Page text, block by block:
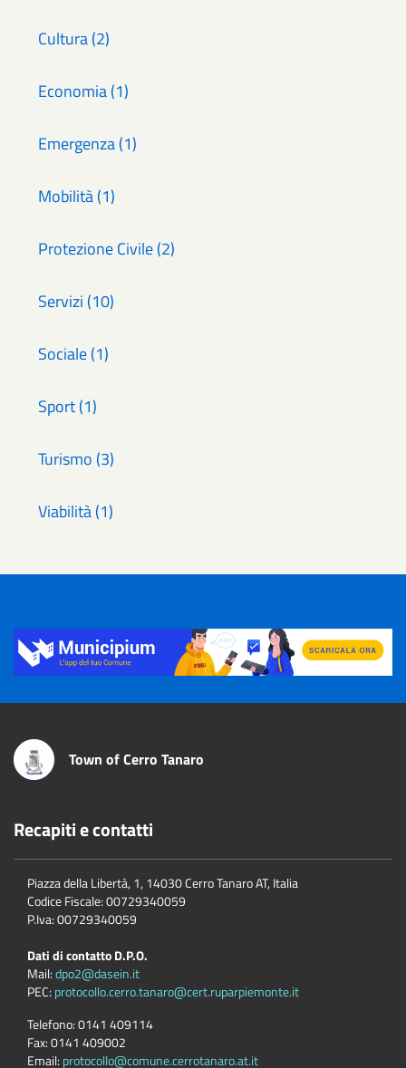
Cultura (2)
Economia (1)
Emergenza (1)
Mobilità (1)
Protezione Civile (2)
Servizi (10)
Sociale (1)
Sport (1)
Turismo (3)
Viabilità (1)
Title
Town of Cerro Tanaro
Recapiti e contatti
Piazza della Libertà, 1, 14030 Cerro Tanaro AT, Italia
Codice Fiscale: 00729340059
P.Iva: 00729340059
Dati di contatto D.P.O.
Mail:dpo2@dasein.it
PEC: protocollo.cerro.tanaro@cert.ruparpiemonte.it
Telefono:0141 409114
Fax:0141 409002
Email: protocollo@comune.cerrotanaro.at.it